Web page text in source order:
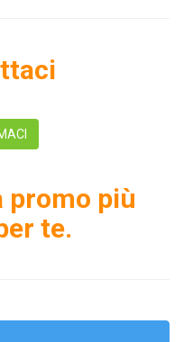
promo più
te.